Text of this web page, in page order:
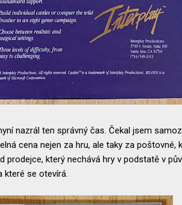
nazrál ten správný čas. Čekal jsem
cena nejen za hru, ale taky za poštovné,
který nechává hry v podstatě v
které se otevírá.